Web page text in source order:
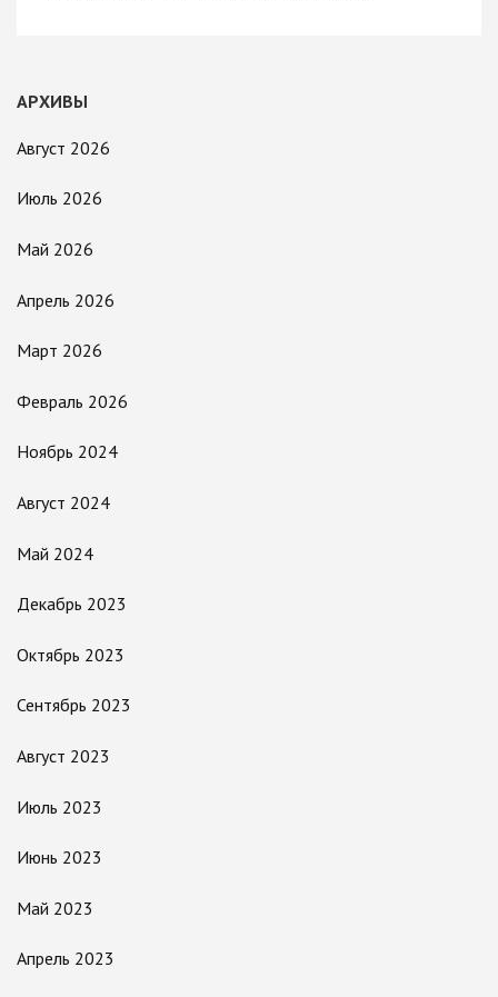
АРХИВЫ
Август 2026
Июль 2026
Май 2026
Апрель 2026
Март 2026
Февраль 2026
Ноябрь 2024
Август 2024
Май 2024
Декабрь 2023
Октябрь 2023
Сентябрь 2023
Август 2023
Июль 2023
Июнь 2023
Май 2023
Апрель 2023